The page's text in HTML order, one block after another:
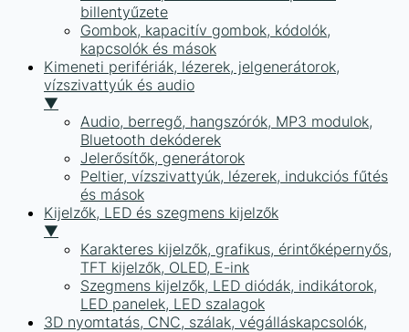
billentyűzete
Gombok, kapacitív gombok, kódolók,
kapcsolók és mások
Kimeneti perifériák, lézerek, jelgenerátorok,
vízszivattyúk és audio
▼
Audio, berregő, hangszórók, MP3 modulok,
Bluetooth dekóderek
Jelerősítők, generátorok
Peltier, vízszivattyúk, lézerek, indukciós fűtés
és mások
Kijelzők, LED és szegmens kijelzők
▼
Karakteres kijelzők, grafikus, érintőképernyős,
TFT kijelzők, OLED, E-ink
Szegmens kijelzők, LED diódák, indikátorok,
LED panelek, LED szalagok
3D nyomtatás, CNC, szálak, végálláskapcsolók,